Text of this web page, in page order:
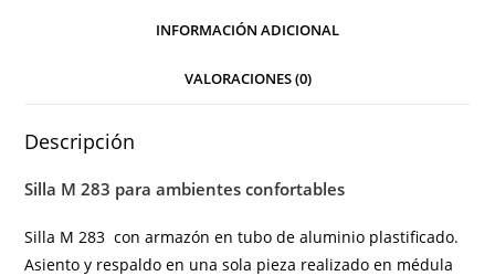
INFORMACIÓN ADICIONAL
VALORACIONES (0)
Descripción
Silla M 283 para ambientes confortables
Silla M 283 con armazón en tubo de aluminio plastificado.
Asiento y respaldo en una sola pieza realizado en médula